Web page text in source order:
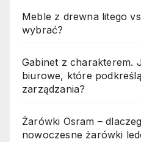
Meble z drewna litego
wybrać?
Gabinet z charakterem.
biurowe, które
zarządzania?
Żarówki Osram –
nowoczesne żarówki